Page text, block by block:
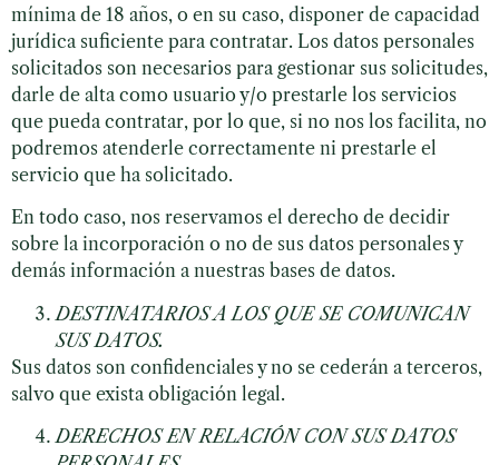
mínima de 18 años, o en su caso, disponer de capacidad
jurídica suficiente para contratar. Los datos personales
solicitados son necesarios para gestionar sus solicitudes,
darle de alta como usuario y/o prestarle los servicios
que pueda contratar, por lo que, si no nos los facilita, no
podremos atenderle correctamente ni prestarle el
servicio que ha solicitado.
En todo caso, nos reservamos el derecho de decidir
sobre la incorporación o no de sus datos personales y
demás información a nuestras bases de datos.
DESTINATARIOS A LOS QUE SE COMUNICAN
SUS DATOS.
Sus datos son confidenciales y no se cederán a terceros,
salvo que exista obligación legal.
DERECHOS EN RELACIÓN CON SUS DATOS